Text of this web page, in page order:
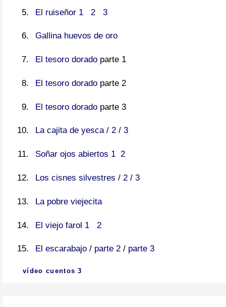
El ruiseñor 1 2 3
Gallina huevos de oro
El tesoro dorado parte 1
El tesoro dorado parte 2
El tesoro dorado parte 3
La cajita de yesca/2 /3
Soñar ojos abiertos 1 2
Los cisnes silvestres /2 /3
La pobre viejecita
El viejo farol 1 2
El escarabajo / parte 2 / parte 3
vídeo cuentos 3